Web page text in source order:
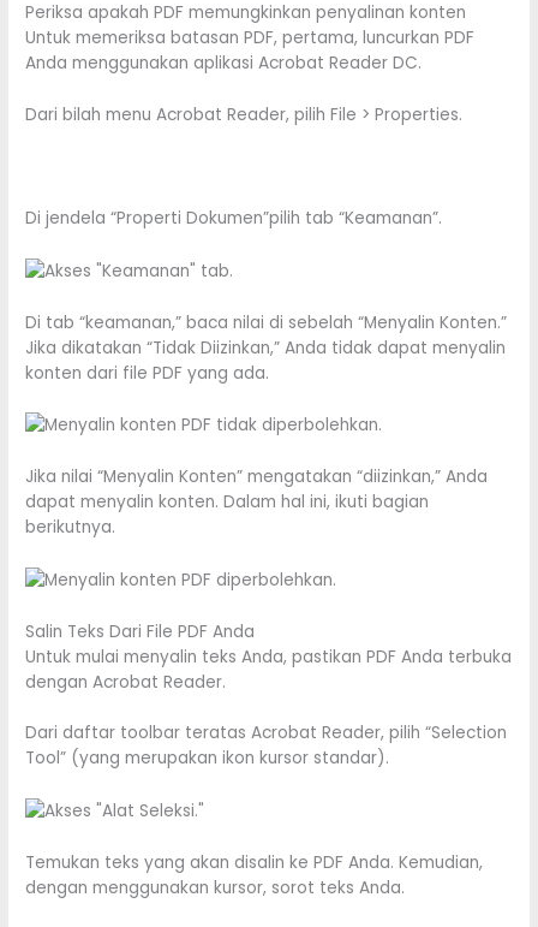
Periksa apakah PDF memungkinkan penyalinan konten
Untuk memeriksa batasan PDF, pertama, luncurkan PDF
Anda menggunakan aplikasi Acrobat Reader DC.
Dari bilah menu Acrobat Reader, pilih File > Properties.
Di jendela “Properti Dokumen”pilih tab “Keamanan”.
Di tab “keamanan,” baca nilai di sebelah “Menyalin Konten.”
Jika dikatakan “Tidak Diizinkan,” Anda tidak dapat menyalin
konten dari file PDF yang ada.
Jika nilai “Menyalin Konten” mengatakan “diizinkan,” Anda
dapat menyalin konten. Dalam hal ini, ikuti bagian
berikutnya.
Salin Teks Dari File PDF Anda
Untuk mulai menyalin teks Anda, pastikan PDF Anda terbuka
dengan Acrobat Reader.
Dari daftar toolbar teratas Acrobat Reader, pilih “Selection
Tool” (yang merupakan ikon kursor standar).
Temukan teks yang akan disalin ke PDF Anda. Kemudian,
dengan menggunakan kursor, sorot teks Anda.